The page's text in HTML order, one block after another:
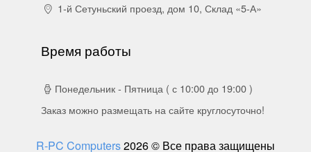
1-й Сетуньский проезд, дом 10, Склад «5-А»
Время работы
Понедельник - Пятница ( с 10:00 до 19:00 )
Заказ можно размещать на сайте круглосуточно!
R-PC Computers2026 © Все права защищены